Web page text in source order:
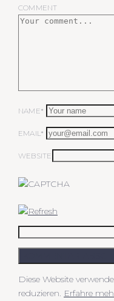
COMMENT
NAME*
EMAIL*
WEBSITE
Diese Website
reduzieren. Erfahre